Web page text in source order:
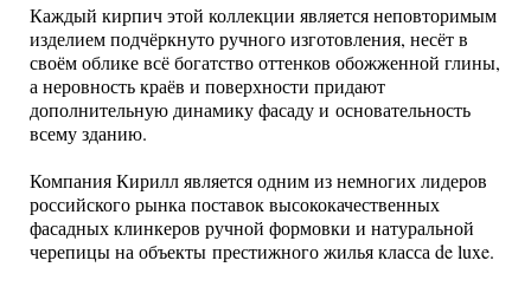
Каждый кирпич этой коллекции является неповторимым
изделием подчёркнуто ручного изготовления, несёт в
своём облике всё богатство оттенков обожженной глины,
а неровность краёв и поверхности придают
дополнительную динамику фасаду и основательность
всему зданию.
Компания Кирилл является одним из немногих лидеров
российского рынка поставок высококачественных
фасадных клинкеров ручной формовки и натуральной
черепицы на объекты престижного жилья класса de luxe.